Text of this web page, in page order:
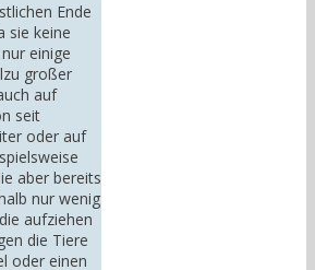
Ende
sie keine
einige
großer
auf
seit
oder auf
aber bereits
nur wenig
aufziehen
die Tiere
oder einen